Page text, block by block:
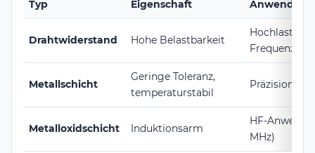
Typ Eigenschaft Anwendung
Drahtwiderstand Hohe Belastbarkeit
Hochlast bei
Frequenzen
Metallschicht
Geringe Toleranz,
temperaturstabil
Metalloxidschicht Induktionsarm
HF-
MHz)